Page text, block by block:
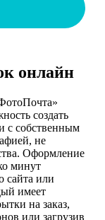
онлайн
создать
с собственным
не
Оформление
минут
сайта или
имеет
на заказ,
или загрузив